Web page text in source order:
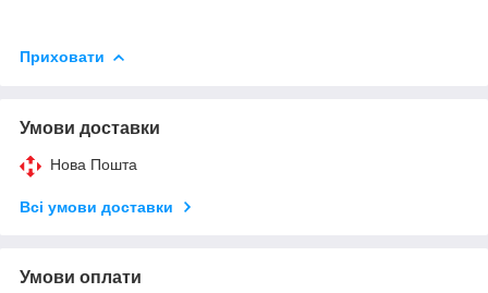
Приховати
Умови доставки
Нова Пошта
Всі умови доставки
Умови оплати